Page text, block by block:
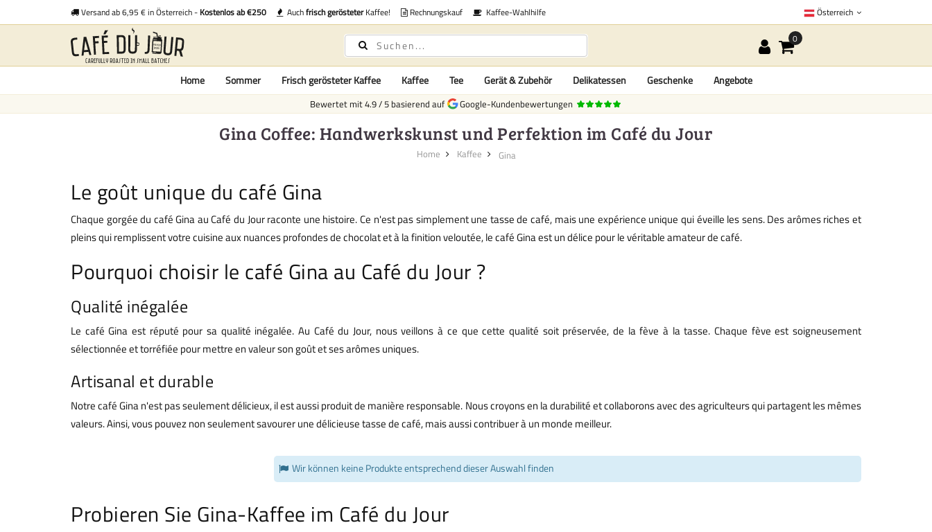
Versand ab 6,95 € in Österreich - Kostenlos ab €250 Auchfrisch gerösteterKaffee! Rechnungskauf Kaffee-Wahlhilfe Österreich
Home Sommer Frisch gerösteter Kaffee Kaffee Tee Gerät & Zubehör Delikatessen Geschenke Angebote
Bewertet mit4.9/5 basierend auf Google-Kundenbewertungen
Gina Coffee: Handwerkskunst und Perfektion im Café du Jour
Home Kaffee Gina
Le goût unique du café Gina
Chaque gorgée du café Gina au Café du Jour raconte une histoire. Ce n'est pas simplement une tasse de café, mais une expérience unique qui éveille les sens. Des arômes riches et
pleins qui remplissent votre cuisine aux nuances profondes de chocolat et à la finition veloutée, le café Gina est un délice pour le véritable amateur de café.
Pourquoi choisir le café Gina au Café du Jour ?
Qualité inégalée
Le café Gina est réputé pour sa qualité inégalée. Au Café du Jour, nous veillons à ce que cette qualité soit préservée, de la fève à la tasse. Chaque fève est soigneusement
sélectionnée et torréfiée pour mettre en valeur son goût et ses arômes uniques.
Artisanal et durable
Notre café Gina n'est pas seulement délicieux, il est aussi produit de manière responsable. Nous croyons en la durabilité et collaborons avec des agriculteurs qui partagent les mêmes
valeurs. Ainsi, vous pouvez non seulement savourer une délicieuse tasse de café, mais aussi contribuer à un monde meilleur.
Wir können keine Produkte entsprechend dieser Auswahl finden
Probieren Sie Gina-Kaffee im Café du Jour